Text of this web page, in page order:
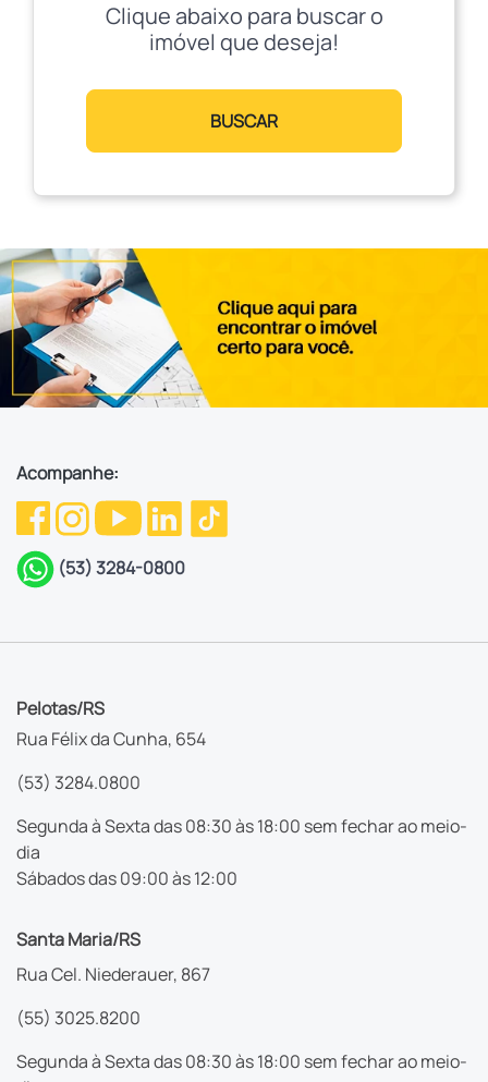
Clique abaixo para buscar o
imóvel que deseja!
BUSCAR
Acompanhe:
(53) 3284-0800
Pelotas/RS
Rua Félix da Cunha, 654
(53) 3284.0800
Segunda à Sexta das 08:30 às 18:00 sem fechar ao meio-
dia
Sábados das 09:00 às 12:00
Santa Maria/RS
Rua Cel. Niederauer, 867
(55) 3025.8200
Segunda à Sexta das 08:30 às 18:00 sem fechar ao meio-